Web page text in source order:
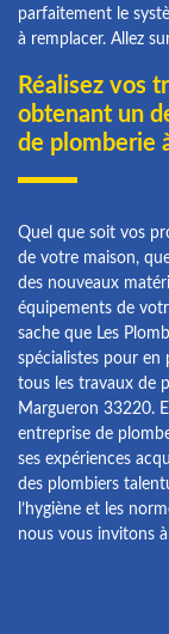
parfaitement le
à remplacer. Allez
Réalisez vos
obtenant un
de plomberie
Quel que soit vos
de votre maison,
des nouveaux
équipements de
sache que Les
spécialistes pour en
tous les travaux de
Margueron 33220.
entreprise de
ses expériences
des plombiers
l’hygiène et les
nous vous invitons